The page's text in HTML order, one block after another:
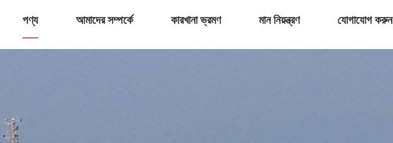
পণ্য আমাদের সম্পর্কে কারখানা ভ্রমণ মান নিয়ন্ত্রণ যোগাযোগ করুন